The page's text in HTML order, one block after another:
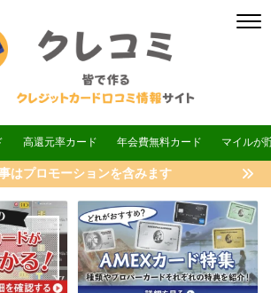
高還元率カード 年会費無料カード マイルが
はプロモーションを含みます